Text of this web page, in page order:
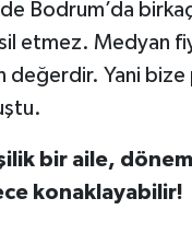
Bodrum’da
etmez. Medyan
değerdir. Yani
bir aile,
konaklayabilir!